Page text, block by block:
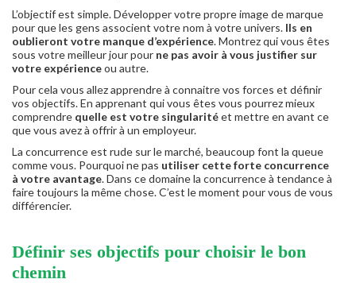
L’objectif est simple. Développer votre propre image de marque
pour que les gens associent votre nom à votre univers. Ils en
oublieront votre manque d’expérience. Montrez qui vous êtes
sous votre meilleur jour pour ne pas avoir à vous justifier sur
votre expérienceou autre.
Pour cela vous allez apprendre à connaitre vos forces et définir
vos objectifs. En apprenant qui vous êtes vous pourrez mieux
comprendre quelle est votre singularitéet mettre en avant ce
que vous avez à offrir à un employeur.
La concurrence est rude sur le marché, beaucoup font la queue
comme vous. Pourquoi ne pas utiliser cette forte concurrence
à votre avantage. Dans ce domaine la concurrence à tendance à
faire toujours la même chose. C’est le moment pour vous de vous
différencier.
Définir ses objectifs pour choisir le bon
chemin